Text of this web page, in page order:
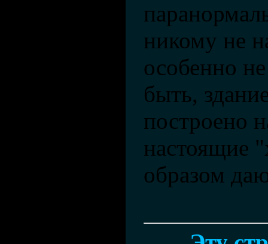
никому не
особенно
быть,
построено
настоящие
образом